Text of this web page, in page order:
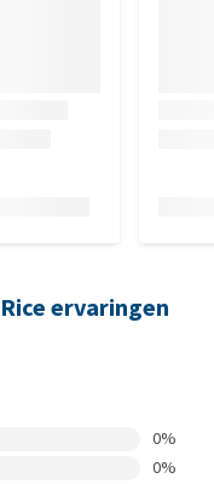
ervaringen
0%
0%